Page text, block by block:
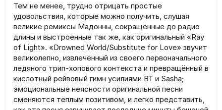
Тем не менее, трудно отрицать простые
удовольствия, которые можно получить, слушая
великие ремиксы Мадонны, сокращённые до радио
длины и выстроенные так же, как оригинальный «Ray
of Light». «Drowned World/Substitute for Love» звучит
великолепно, извлечённый из своего первоначального
ледяного трип-хопового контекста и превращённый в
кислотный рейвовый гимн усилиями BT и Sasha;
эмоциональные неясности оригинальной песни
сменяются тёплым позитивом, и легко представить,